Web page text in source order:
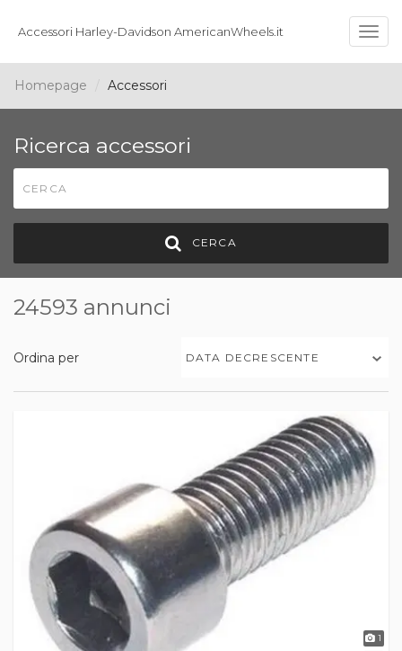
Accessori Harley-Davidson AmericanWheels.it
Homepage Accessori
Ricerca accessori
CERCA
24593 annunci
Ordina per DATA DECRESCENTE
1